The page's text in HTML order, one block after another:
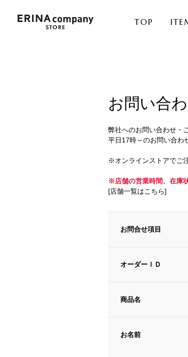
TOP
お問い合
弊社へのお問い合わせ・
平日17時～のお問い合わ
※オンラインストアでご
※店舗の営業時間、在庫
[店舗一覧はこちら]
お問合せ項目
オーダーＩＤ
商品名
お名前